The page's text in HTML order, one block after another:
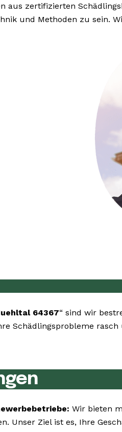
aus zertifizierten
und Methoden zu sein.
64367“ sind wir
Schädlingsprobleme
Wir bieten
Unser Ziel ist es, Ihre